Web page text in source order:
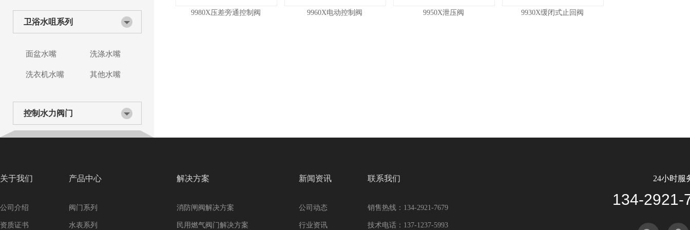
卫浴水咀系列
面盆水嘴 洗涤水嘴
洗衣机水嘴 其他水嘴
控制水力阀门
9980X压差旁通控制阀 9960X电动控制阀 9950X泄压阀 9930X缓闭式止回阀
关于我们
公司介绍
资质证书
产品中心
阀门系列
水表系列
解决方案
消防闸阀解决方案
民用燃气阀门解决方案
新闻资讯
公司动态
行业资讯
联系我们
销售热线：134-2921-7679
技术电话：137-1237-5993
24小时服
134-2921-